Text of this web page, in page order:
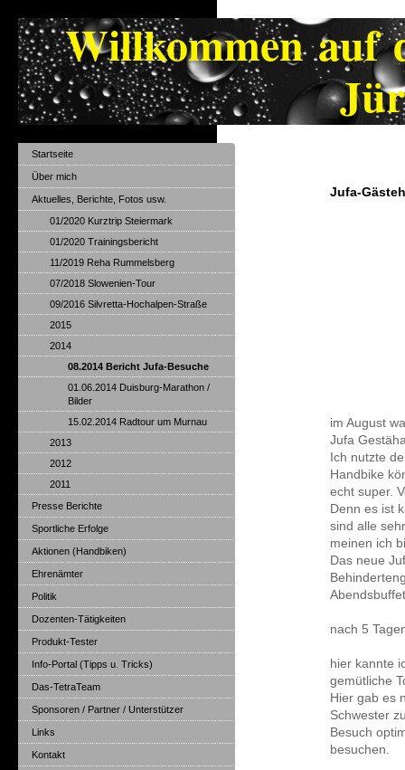
Willkommen
Jürgen
Jufa-
im August
Jufa
Ich nutzte
Handbike
echt super.
Denn es ist
sind alle
meinen ich
Das neue
nach 5
hier kannte
gemütliche
Hier gab es
Schwester
Besuch
besuchen.
Startseite
Über mich
Aktuelles, Berichte, Fotos usw.
01/2020 Kurztrip Steiermark
01/2020 Trainingsbericht
11/2019 Reha Rummelsberg
07/2018 Slowenien-Tour
09/2016 Silvretta-Hochalpen-Straße
2015
2014
08.2014 Bericht Jufa-Besuche
01.06.2014 Duisburg-Marathon /
Bilder
15.02.2014 Radtour um Murnau
2013
2012
2011
Presse Berichte
Sportliche Erfolge
Aktionen (Handbiken)
Ehrenämter
Politik
Dozenten-Tätigkeiten
Produkt-Tester
Info-Portal (Tipps u. Tricks)
Das-TetraTeam
Sponsoren / Partner / Unterstützer
Links
Kontakt